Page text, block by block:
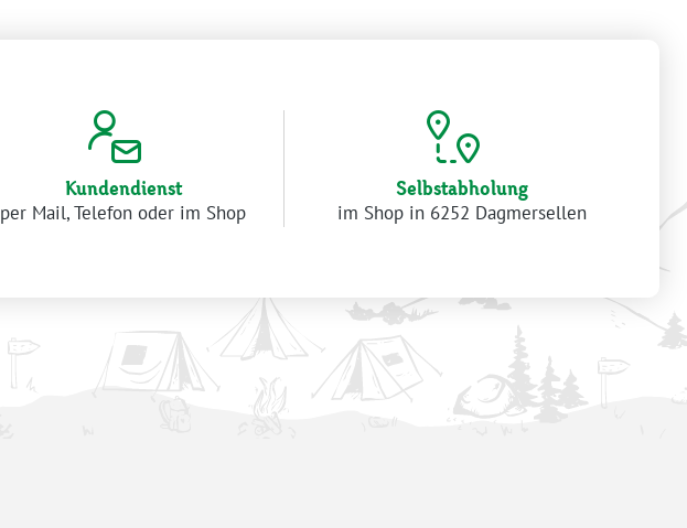
Kundendienst
per Mail, Telefon oder im Shop
Selbstabholung
im Shop in 6252 Dagmersellen